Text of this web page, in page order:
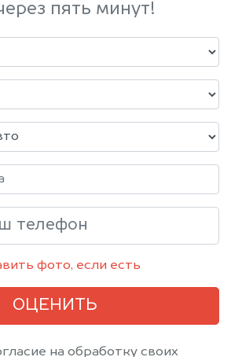
пять минут!
фото, если есть
ОЦЕНИТЬ
на обработку своих